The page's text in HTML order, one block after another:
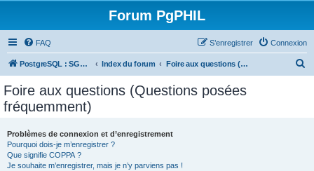
Forum PgPHIL
FAQ Connexion
S’enregistrer
PostgreSQL : SGBD libre, puissant et complet Index du forum Foire aux questions (Questions posées fréquemment)
Foire aux questions (Questions posées
fréquemment)
Problèmes de connexion et d’enregistrement
Pourquoi dois-je m’enregistrer ?
Que signifie COPPA ?
Je souhaite m’enregistrer, mais je n’y parviens pas !